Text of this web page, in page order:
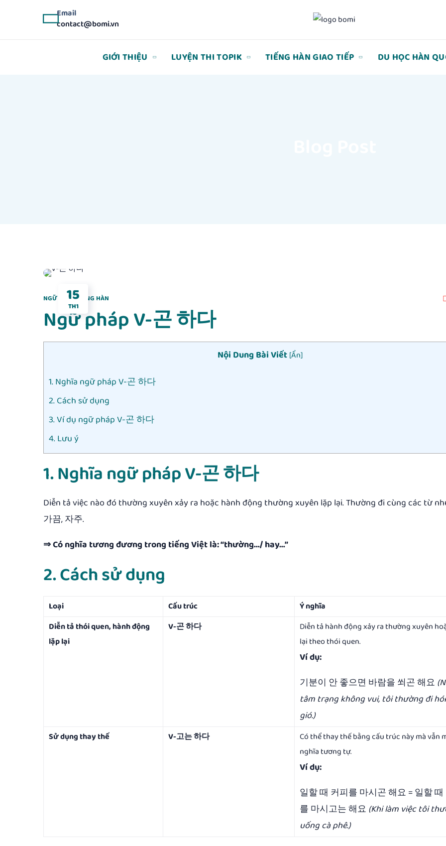
Email
contact@bomi.vn
GIỚI THIỆU LUYỆN THI TOPIK TIẾNG HÀN GIAO TIẾP DU HỌC HÀN
15
TH1
NGỮ PHÁP TIẾNG HÀN
Ngữ pháp V-곤 하다
Nội Dung Bài Viết [Ẩn]
1. Nghĩa ngữ pháp V-곤 하다
2. Cách sử dụng
3. Ví dụ ngữ pháp V-곤 하다
4. Lưu ý
1. Nghĩa ngữ pháp V-곤 하다
Diễn tả việc nào đó thường xuyên xảy ra hoặc hành động thường xuyên lặp lại. Thường đi cùng các từ
가끔, 자주.
⇒ Có nghĩa tương đương trong tiếng Việt là: “thường…/ hay…”
2. Cách sử dụng
Loại Cấu trúc
Ý nghĩa
Diễn tả thói quen, hành động
lặp lại
V-곤 하다
Diễn tả hành động xảy ra thường xuyên
lại theo thói quen.
Ví dụ:
기분이 안 좋으면 바람을 쐬곤 해요
tâm trạng không vui, tôi thường đi
gió.)
Sử dụng thay thế V-고는 하다
Có thể thay thế bằng cấu trúc này mà vẫn
nghĩa tương tự.
Ví dụ:
일할 때 커피를 마시곤 해요 = 일할
를 마시고는 해요 (Khi làm việc tôi
uống cà phê.)